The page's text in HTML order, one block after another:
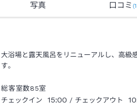
写真 口コミ (
大浴場と露天風呂をリニューアルし、高級
す。
総客室数85室
チェックイン
15:00 / チェックアウト